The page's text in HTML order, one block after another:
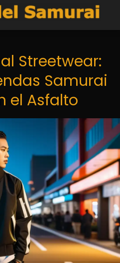
Streetwear:
Samurai
el Asfalto